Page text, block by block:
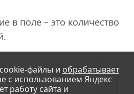
в поле – это количество
файлы и обрабатывает
с использованием Яндекс
работу сайта и